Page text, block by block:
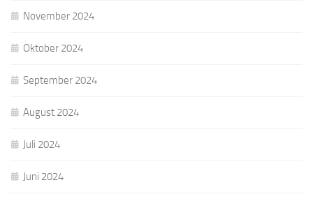
November 2024
Oktober 2024
September 2024
August 2024
Juli 2024
Juni 2024